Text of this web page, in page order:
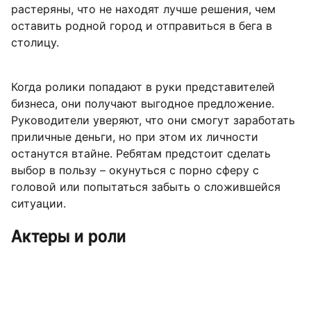
растеряны, что не находят лучше решения, чем
оставить родной город и отправиться в бега в
столицу.
Когда ролики попадают в руки представителей
бизнеса, они получают выгодное предложение.
Руководители уверяют, что они смогут заработать
приличные деньги, но при этом их личности
останутся втайне. Ребятам предстоит сделать
выбор в пользу – окунуться с порно сферу с
головой или попытаться забыть о сложившейся
ситуации.
Актеры и роли